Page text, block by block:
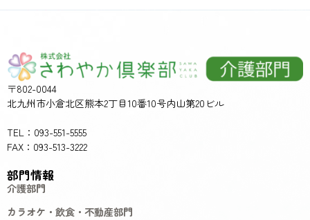
〒802-0044
北九州市小倉北区熊本2丁目10番10号内山第20ビル
TEL：093-551-5555
FAX：093-513-3222
部門情報
介護部門
カラオケ・飲食・不動産部門